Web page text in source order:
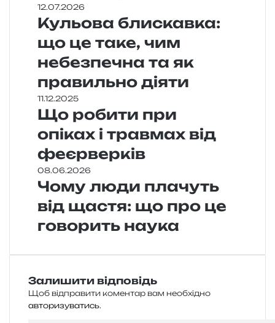
12.07.2026
Кульова блискавка:
що це таке, чим
небезпечна та як
правильно діяти
11.12.2025
Що робити при
опіках і травмах від
феєрверків
08.06.2026
Чому люди плачуть
від щастя: що про це
говорить наука
Залишити відповідь
Щоб відправити коментар вам необхідно
авторизуватись.